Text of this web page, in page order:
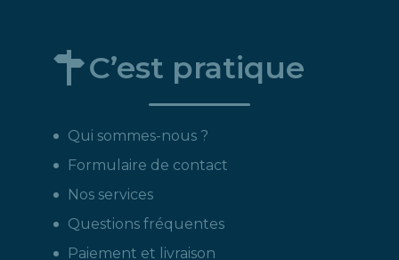
C’est pratique
Qui sommes-nous ?
Formulaire de contact
Nos services
Questions fréquentes
Paiement et livraison